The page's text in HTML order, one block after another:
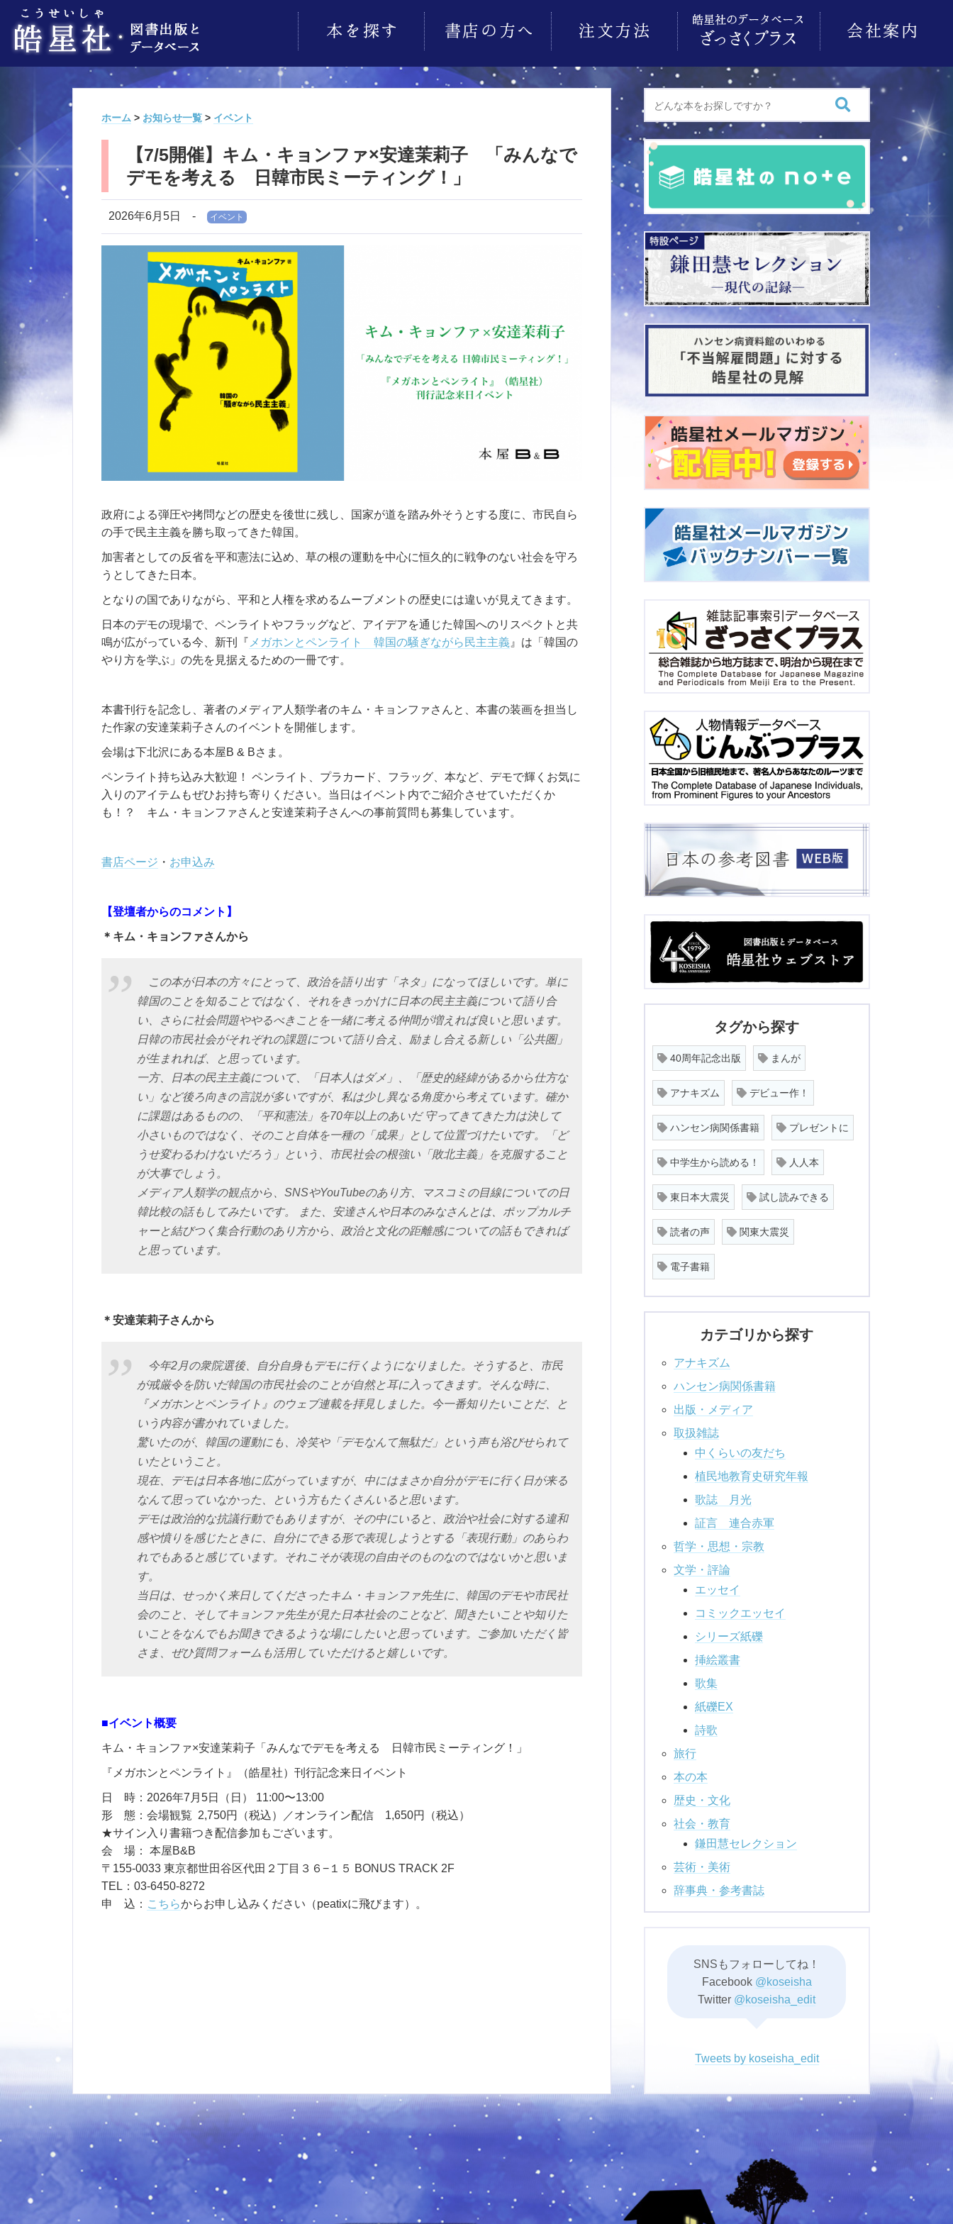
ホーム > お知らせ一覧 > イベント
【7/5開催】キム・キョンファ×安達茉莉子 「みんなで
デモを考える 日韓市民ミーティング！」
2026年6月5日 - イベント
政府による弾圧や拷問などの歴史を後世に残し、国家が道を踏み外そうとする度に、市民自ら
の手で民主主義を勝ち取ってきた韓国。
加害者としての反省を平和憲法に込め、草の根の運動を中心に恒久的に戦争のない社会を守ろ
うとしてきた日本。
となりの国でありながら、平和と人権を求めるムーブメントの歴史には違いが見えてきます。
日本のデモの現場で、ペンライトやフラッグなど、アイデアを通じた韓国へのリスペクトと共
鳴が広がっている今、新刊『 メガホンとペンライト 韓国の騒ぎながら民主主義 』は「韓国の
やり方を学ぶ」の先を見据えるための一冊です。
本書刊行を記念し、著者のメディア人類学者のキム・キョンファさんと、本書の装画を担当し
た作家の安達茉莉子さんのイベントを開催します。
会場は下北沢にある本屋B & Bさま。
ペンライト持ち込み大歓迎！ ペンライト、プラカード、フラッグ、本など、デモで輝くお気に
入りのアイテムもぜひお持ち寄りください。当日はイベント内でご紹介させていただくか
も！？ キム・キョンファさんと安達茉莉子さんへの事前質問も募集しています。
書店ページ ・ お申込み
【登壇者からのコメント】
＊キム・キョンファさんから
この本が日本の方々にとって、政治を語り出す「ネタ」になってほしいです。単に
韓国のことを知ることではなく、それをきっかけに日本の民主主義について語り合
い、さらに社会問題ややるべきことを一緒に考える仲間が増えれば良いと思います。
日韓の市民社会がそれぞれの課題について語り合え、励まし合える新しい「公共圏」
が生まれれば、と思っています。
一方、日本の民主主義について、「日本人はダメ」、「歴史的経緯があるから仕方な
い」など後ろ向きの言説が多いですが、私は少し異なる角度から考えています。確か
に課題はあるものの、「平和憲法」を70年以上のあいだ 守ってきてきた力は決して
小さいものではなく、そのこと自体を一種の「成果」として位置づけたいです。「ど
うせ変わるわけないだろう」という、市民社会の根強い「敗北主義」を克服すること
が大事でしょう。
メディア人類学の観点から、SNSやYouTubeのあり方、マスコミの目線についての日
韓比較の話もしてみたいです。 また、安達さんや日本のみなさんとは、ポップカルチ
ャーと結びつく集合行動のあり方から、政治と文化の距離感についての話もできれば
と思っています。
＊安達茉莉子さんから
今年2月の衆院選後、自分自身もデモに行くようになりました。そうすると、市民
が戒厳令を防いだ韓国の市民社会のことが自然と耳に入ってきます。そんな時に、
『メガホンとペンライト』のウェブ連載を拝見しました。今一番知りたいことだ、と
いう内容が書かれていました。
驚いたのが、韓国の運動にも、冷笑や「デモなんて無駄だ」という声も浴びせられて
いたということ。
現在、デモは日本各地に広がっていますが、中にはまさか自分がデモに行く日が来る
なんて思っていなかった、という方もたくさんいると思います。
デモは政治的な抗議行動でもありますが、その中にいると、政治や社会に対する違和
感や憤りを感じたときに、自分にできる形で表現しようとする「表現行動」のあらわ
れでもあると感じています。それこそが表現の自由そのものなのではないかと思いま
す。
当日は、せっかく来日してくださったキム・キョンファ先生に、韓国のデモや市民社
会のこと、そしてキョンファ先生が見た日本社会のことなど、聞きたいことや知りた
いことをなんでもお聞きできるような場にしたいと思っています。ご参加いただく皆
さま、ぜひ質問フォームも活用していただけると嬉しいです。
■イベント概要
キム・キョンファ×安達茉莉子「みんなでデモを考える 日韓市民ミーティング！」
『メガホンとペンライト』（皓星社）刊行記念来日イベント
日 時：2026年7月5日（日） 11:00〜13:00
形 態：会場観覧 2,750円（税込）／オンライン配信 1,650円（税込）
★サイン入り書籍つき配信参加もございます。
会 場： 本屋B&B
〒155-0033 東京都世田谷区代田２丁目３６−１５ BONUS TRACK 2F
TEL：03-6450-8272
申 込： こちらからお申し込みください（peatixに飛びます）。
タグから探す
40周年記念出版 まんが
アナキズム デビュー作！
ハンセン病関係書籍 プレゼントに
中学生から読める！ 人人本
東日本大震災 試し読みできる
読者の声 関東大震災
電子書籍
カテゴリから探す
アナキズム
ハンセン病関係書籍
出版・メディア
取扱雑誌
中くらいの友だち
植民地教育史研究年報
歌誌 月光
証言 連合赤軍
哲学・思想・宗教
文学・評論
エッセイ
コミックエッセイ
シリーズ紙礫
挿絵叢書
歌集
紙礫EX
詩歌
旅行
本の本
歴史・文化
社会・教育
鎌田慧セレクション
芸術・美術
辞事典・参考書誌
SNSもフォローしてね！
Facebook @koseisha
Twitter @koseisha_edit
Tweets by koseisha_edit